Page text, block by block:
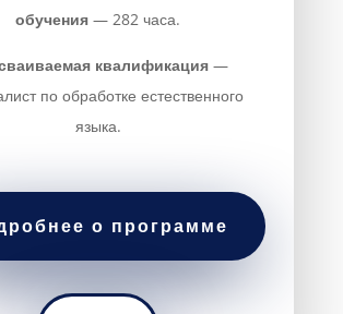
обучения — 282 часа.
квалификация —
по обработке естественного
языка.
о программе